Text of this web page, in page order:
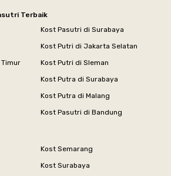
Terbaik
Kost Pasutri di Surabaya
Kost Putri di Jakarta Selatan
Kost Putri di Sleman
Kost Putra di Surabaya
Kost Putra di Malang
Kost Pasutri di Bandung
Kost Semarang
Kost Surabaya